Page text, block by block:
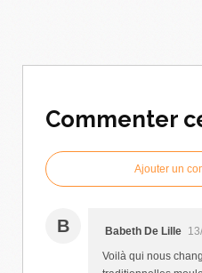
Commenter
Ajouter un
B Babeth De Lille
Voilà qui nous